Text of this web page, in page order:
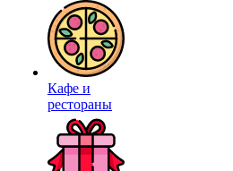
Кафе и
рестораны